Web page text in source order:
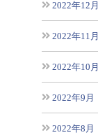
2022年12月
2022年11月
2022年10月
2022年9月
2022年8月